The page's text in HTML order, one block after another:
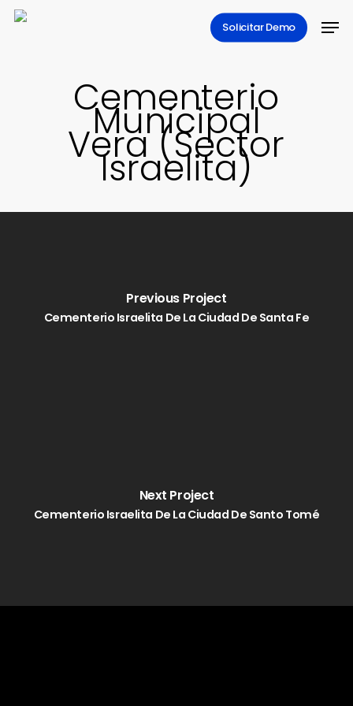
Skip
Solicitar Demo
Cementerio
Municipal
Vera (Sector
Israelita)
Previous Project
Cementerio Israelita De La Ciudad De Santa Fe
Next Project
Cementerio Israelita De La Ciudad De Santo Tomé